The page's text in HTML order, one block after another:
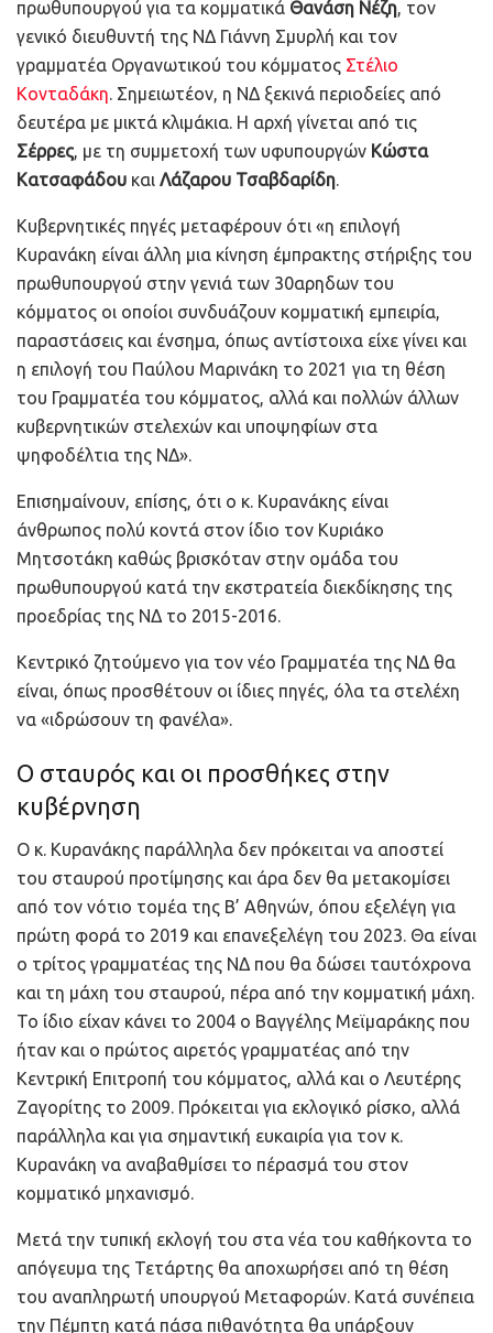
πρωθυπουργού για τα κομματικά Θανάση Νέζη, τον
γενικό διευθυντή της ΝΔ Γιάννη Σμυρλή και τον
γραμματέα Οργανωτικού του κόμματος Στέλιο
Κονταδάκη. Σημειωτέον, η ΝΔ ξεκινά περιοδείες από
δευτέρα με μικτά κλιμάκια. Η αρχή γίνεται από τις
Σέρρες, με τη συμμετοχή των υφυπουργών Κώστα
Κατσαφάδου και Λάζαρου Τσαβδαρίδη.
Κυβερνητικές πηγές μεταφέρουν ότι «η επιλογή
Κυρανάκη είναι άλλη μια κίνηση έμπρακτης στήριξης του
πρωθυπουργού στην γενιά των 30αρηδων του
κόμματος οι οποίοι συνδυάζουν κομματική εμπειρία,
παραστάσεις και ένσημα, όπως αντίστοιχα είχε γίνει και
η επιλογή του Παύλου Μαρινάκη το 2021 για τη θέση
του Γραμματέα του κόμματος, αλλά και πολλών άλλων
κυβερνητικών στελεχών και υποψηφίων στα
ψηφοδέλτια της ΝΔ».
Επισημαίνουν, επίσης, ότι ο κ. Κυρανάκης είναι
άνθρωπος πολύ κοντά στον ίδιο τον Κυριάκο
Μητσοτάκη καθώς βρισκόταν στην ομάδα του
πρωθυπουργού κατά την εκστρατεία διεκδίκησης της
προεδρίας της ΝΔ το 2015-2016.
Κεντρικό ζητούμενο για τον νέο Γραμματέα της ΝΔ θα
είναι, όπως προσθέτουν οι ίδιες πηγές, όλα τα στελέχη
να «ιδρώσουν τη φανέλα».
Ο σταυρός και οι προσθήκες στην
κυβέρνηση
Ο κ. Κυρανάκης παράλληλα δεν πρόκειται να αποστεί
του σταυρού προτίμησης και άρα δεν θα μετακομίσει
από τον νότιο τομέα της Β’ Αθηνών, όπου εξελέγη για
πρώτη φορά το 2019 και επανεξελέγη του 2023. Θα είναι
ο τρίτος γραμματέας της ΝΔ που θα δώσει ταυτόχρονα
και τη μάχη του σταυρού, πέρα από την κομματική μάχη.
Το ίδιο είχαν κάνει το 2004 ο Βαγγέλης Μεϊμαράκης που
ήταν και ο πρώτος αιρετός γραμματέας από την
Κεντρική Επιτροπή του κόμματος, αλλά και ο Λευτέρης
Ζαγορίτης το 2009. Πρόκειται για εκλογικό ρίσκο, αλλά
παράλληλα και για σημαντική ευκαιρία για τον κ.
Κυρανάκη να αναβαθμίσει το πέρασμά του στον
κομματικό μηχανισμό.
Μετά την τυπική εκλογή του στα νέα του καθήκοντα το
απόγευμα της Τετάρτης θα αποχωρήσει από τη θέση
του αναπληρωτή υπουργού Μεταφορών. Κατά συνέπεια
την Πέμπτη κατά πάσα πιθανότητα θα υπάρξουν